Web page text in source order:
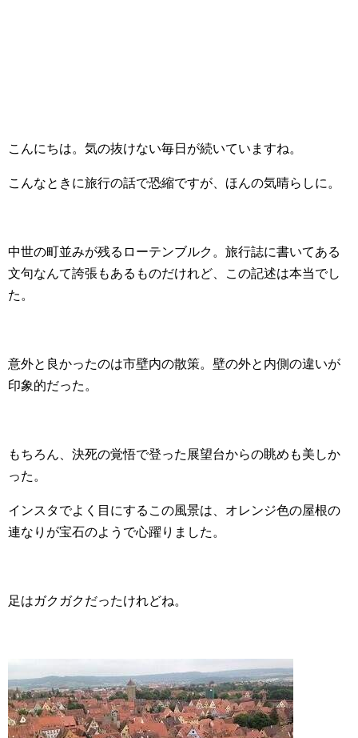
こんにちは。気の抜けない毎日が続いていますね。
こんなときに旅行の話で恐縮ですが、ほんの気晴らしに。
中世の町並みが残るローテンブルク。旅行誌に書いてある
文句なんて誇張もあるものだけれど、この記述は本当でし
た。
意外と良かったのは市壁内の散策。壁の外と内側の違いが
印象的だった。
もちろん、決死の覚悟で登った展望台からの眺めも美しか
った。
インスタでよく目にするこの風景は、オレンジ色の屋根の
連なりが宝石のようで心躍りました。
足はガクガクだったけれどね。